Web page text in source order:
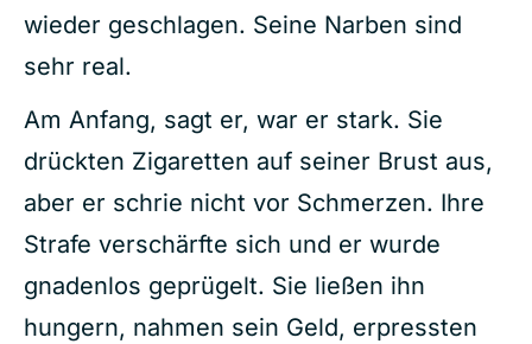
wieder geschlagen. Seine Narben sind
sehr real.
Am Anfang, sagt er, war er stark. Sie
drückten Zigaretten auf seiner Brust aus,
aber er schrie nicht vor Schmerzen. Ihre
Strafe verschärfte sich und er wurde
gnadenlos geprügelt. Sie ließen ihn
hungern, nahmen sein Geld, erpressten